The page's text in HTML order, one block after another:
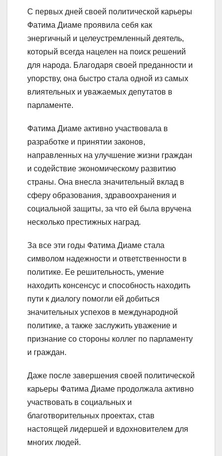
С первых дней своей политической карьеры
Фатима Диаме проявила себя как
энергичный и целеустремленный деятель,
который всегда нацелен на поиск решений
для народа. Благодаря своей преданности и
упорству, она быстро стала одной из самых
влиятельных и уважаемых депутатов в
парламенте.
Фатима Диаме активно участвовала в
разработке и принятии законов,
направленных на улучшение жизни граждан
и содействие экономическому развитию
страны. Она внесла значительный вклад в
сферу образования, здравоохранения и
социальной защиты, за что ей была вручена
несколько престижных наград.
За все эти годы Фатима Диаме стала
символом надежности и ответственности в
политике. Ее решительность, умение
находить консенсус и способность находить
пути к диалогу помогли ей добиться
значительных успехов в международной
политике, а также заслужить уважение и
признание со стороны коллег по парламенту
и граждан.
Даже после завершения своей политической
карьеры Фатима Диаме продолжала активно
участвовать в социальных и
благотворительных проектах, став
настоящей лидершей и вдохновителем для
многих людей.